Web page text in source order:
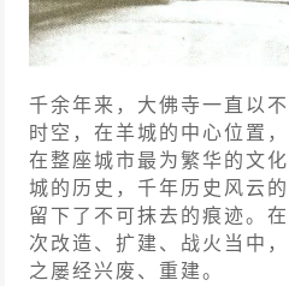
千余年来，大佛寺一直以
时空，在羊城的中心位置
在整座城市最为繁华的文
城的历史，千年历史风云
留下了不可抹去的痕迹。
次改造、扩建、战火当中
之屡经兴废、重建。